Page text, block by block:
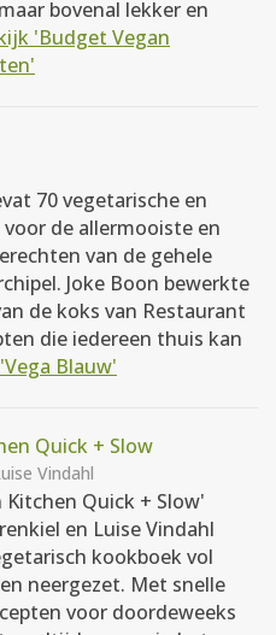
bovenal lekker en
'Budget Vegan
70 vegetarische en
de allermooiste en
van de gehele
Joke Boon bewerkte
de koks van Restaurant
die iedereen thuis kan
Blauw'
Quick + Slow
Vindahl
Quick + Slow'
en Luise Vindahl
kookboek vol
neergezet. Met snelle
voor doordeweeks